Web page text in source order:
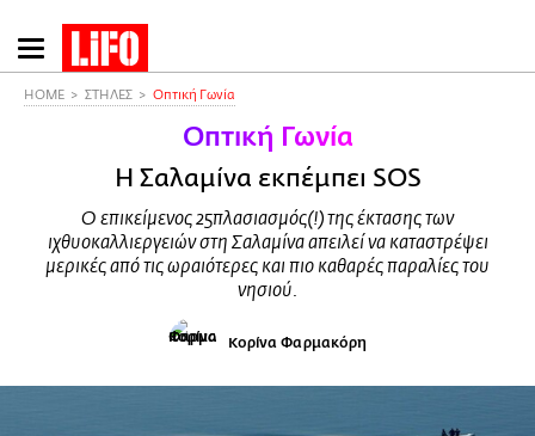
Παράκαμψη
προς
HOME ΣΤΗΛΕΣ Οπτική Γωνία
Οπτική Γωνία
Η Σαλαμίνα εκπέμπει SOS
O επικείμενος 25πλασιασμός(!) της έκτασης των
ιχθυοκαλλιεργειών στη Σαλαμίνα απειλεί να καταστρέψει
μερικές από τις ωραιότερες και πιο καθαρές παραλίες του
νησιού.
Κορίνα Φαρμακόρη